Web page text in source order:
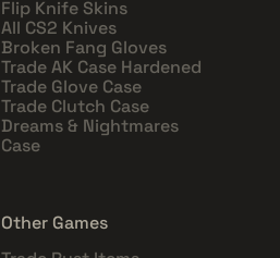
Flip Knife Skins
All CS2 Knives
Broken Fang Gloves
Trade AK Case Hardened
Trade Glove Case
Trade Clutch Case
Dreams & Nightmares
Case
Other Games